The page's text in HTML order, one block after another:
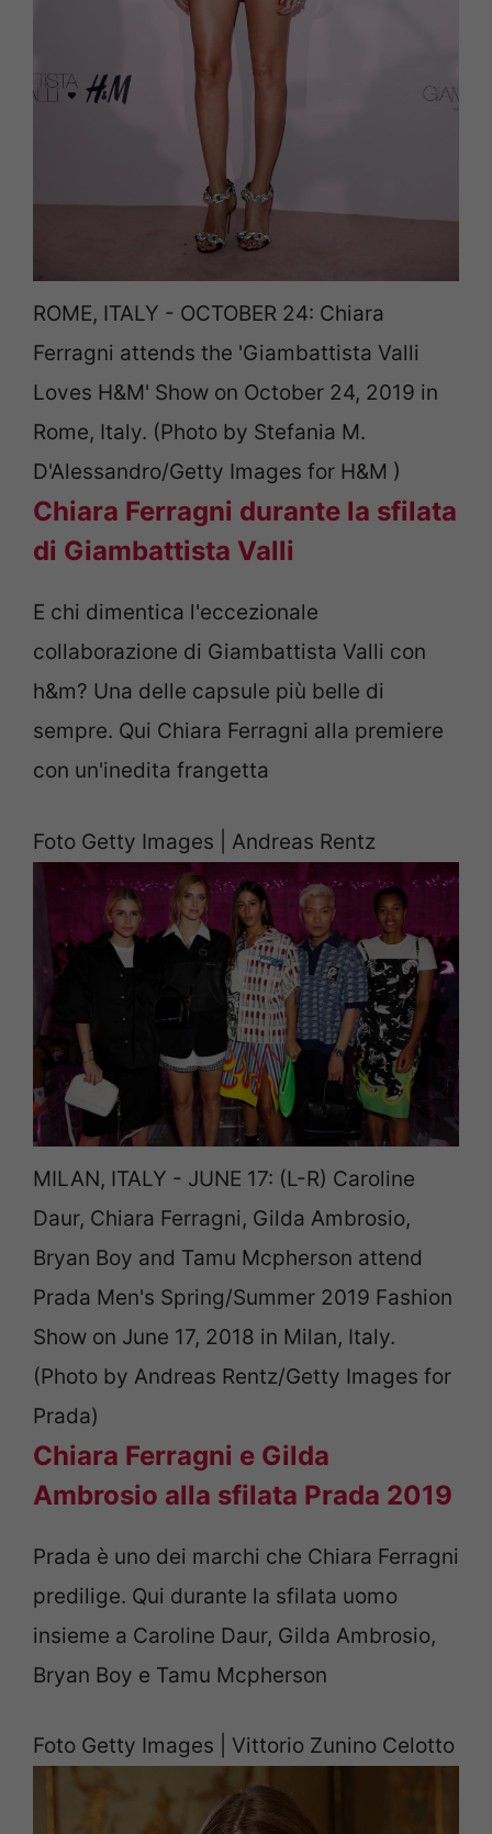
ROME, ITALY - OCTOBER 24: Chiara
Ferragni attends the 'Giambattista Valli
Loves H&M' Show on October 24, 2019 in
Rome, Italy. (Photo by Stefania M.
D'Alessandro/Getty Images for H&M )
Chiara Ferragni durante la sfilata
di Giambattista Valli
E chi dimentica l'eccezionale
collaborazione di Giambattista Valli con
h&m? Una delle capsule più belle di
sempre. Qui Chiara Ferragni alla premiere
con un'inedita frangetta
Foto Getty Images | Andreas Rentz
MILAN, ITALY - JUNE 17: (L-R) Caroline
Daur, Chiara Ferragni, Gilda Ambrosio,
Bryan Boy and Tamu Mcpherson attend
Prada Men's Spring/Summer 2019 Fashion
Show on June 17, 2018 in Milan, Italy.
(Photo by Andreas Rentz/Getty Images for
Prada)
Chiara Ferragni e Gilda
Ambrosio alla sfilata Prada 2019
Prada è uno dei marchi che Chiara Ferragni
predilige. Qui durante la sfilata uomo
insieme a Caroline Daur, Gilda Ambrosio,
Bryan Boy e Tamu Mcpherson
Foto Getty Images | Vittorio Zunino Celotto